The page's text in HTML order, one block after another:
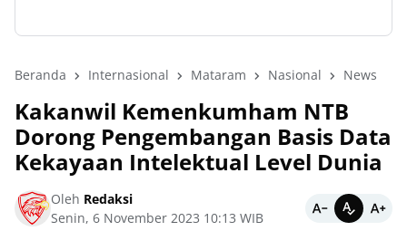
Beranda Internasional Mataram Nasional News
Kakanwil Kemenkumham NTB
Dorong Pengembangan Basis Data
Kekayaan Intelektual Level Dunia
Oleh Redaksi
Senin, 6 November 2023 10:13 WIB